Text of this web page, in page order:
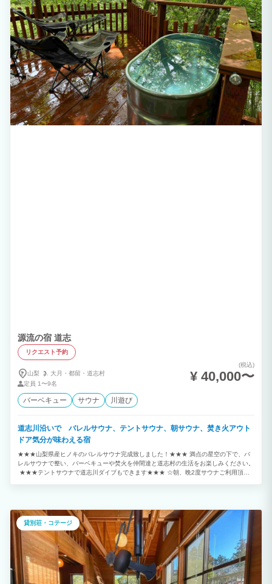
源流の宿 道志
リクエスト予約
山梨 大月・ 都留・ 道志村
定員 1〜9名
(税込)
¥ 40,000〜
バーベキュー サウナ 川遊び
道志川沿いで バレルサウナ、テントサウナ、朝サウナ、焚き火アウト
ドア気分が味わえる宿
★★★山梨県産ヒノキのバレルサウナ完成致しました！★★★ 満点の星空の下で、バ
レルサウナで整い、バーベキューや焚火を仲間達と道志村の生活をお楽しみください。
★★★テントサウナで道志川ダイブもできます★★★ ☆朝、晩2度サウナご利用頂け
雨天利用可能な大型デッキではバーベキューや、ピザ窯(使用料1,000円)でピザを作る
こともできます。 バーベキュー設備も充実しており、すぐにバーベキューが楽しめる
よう炭をセットしておきます！ 貸切コテージなので、まるで自分の別荘のようにご利
用いただけます。 また焚火場では満天の星の下、炎と川のせせらぎを楽しめます！
貸別荘・コテージ